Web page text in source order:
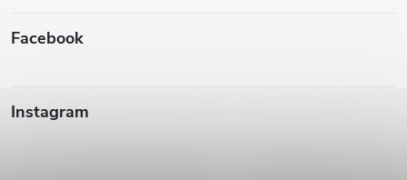
Facebook
Instagram